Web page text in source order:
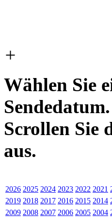
+
Wählen Sie
Sendedatum.
Scrollen Sie
aus.
2026 2025 2024 2023 2022 2021
2019 2018 2017 2016 2015 2014
2009 2008 2007 2006 2005 2004